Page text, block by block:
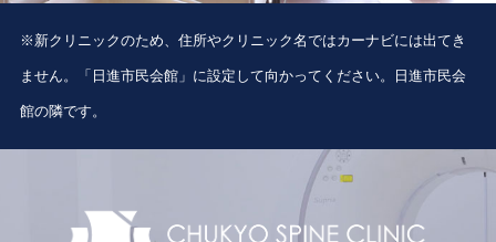
※新クリニックのため、住所やクリニック名ではカーナビには出てき
ません。「日進市民会館」に設定して向かってください。日進市民会
館の隣です。